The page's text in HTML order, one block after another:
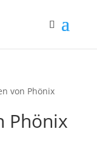
von Phönix
Phönix